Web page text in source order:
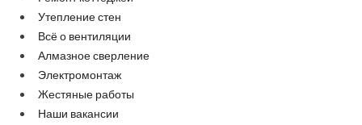
Утепление стен
Всё о вентиляции
Алмазное сверление
Электромонтаж
Жестяные работы
Наши вакансии